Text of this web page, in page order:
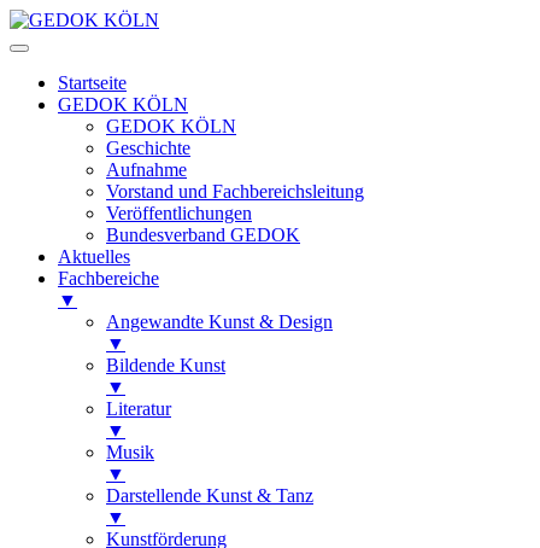
Startseite
GEDOK KÖLN
GEDOK KÖLN
Geschichte
Aufnahme
Vorstand und Fachbereichsleitung
Veröffentlichungen
Bundesverband GEDOK
Aktuelles
Fachbereiche
▼
Angewandte Kunst & Design
▼
Bildende Kunst
▼
Literatur
▼
Musik
▼
Darstellende Kunst & Tanz
▼
Kunstförderung